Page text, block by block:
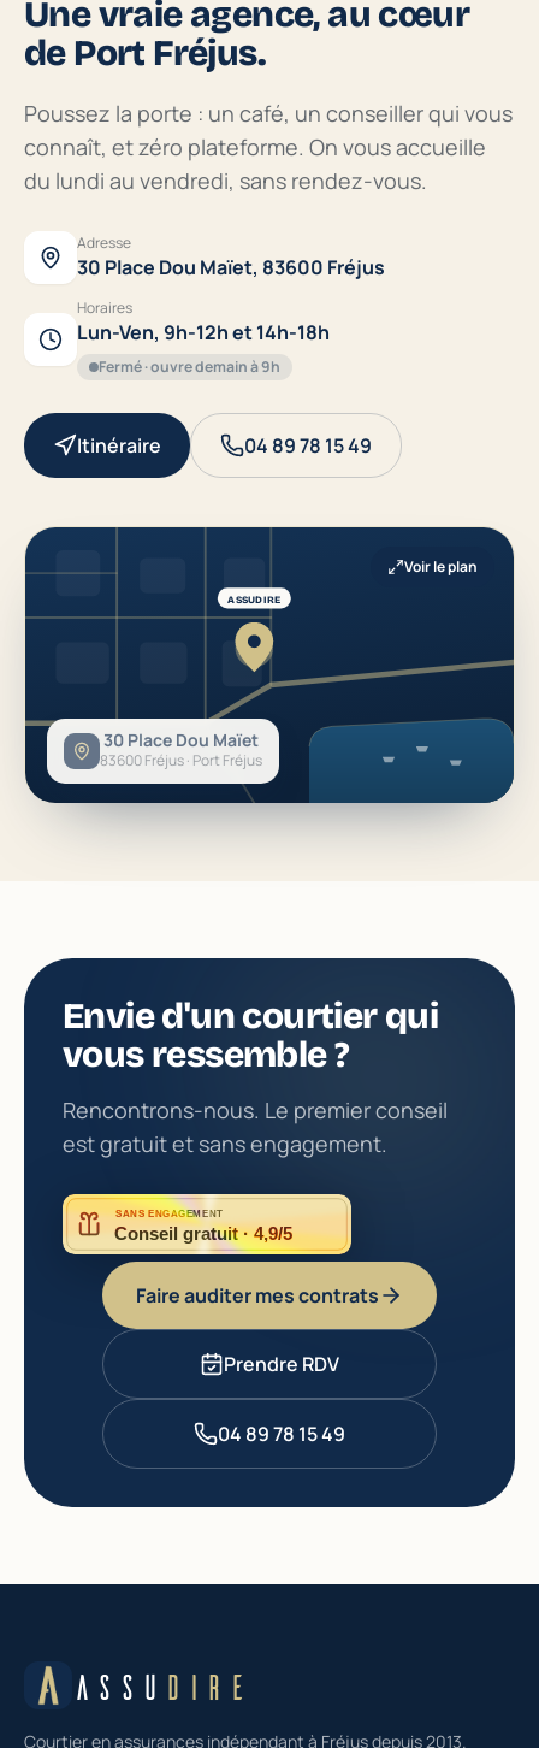
Une vraie agence, au cœur
de Port Fréjus.
Poussez la porte : un café, un conseiller qui vous
connaît, et zéro plateforme. On vous accueille
du lundi au vendredi, sans rendez-vous.
Adresse
30 Place Dou Maïet, 83600 Fréjus
Horaires
Lun-Ven, 9h-12h et 14h-18h
Fermé · ouvre demain à 9h
Itinéraire 04 89 78 15 49
ASSUDIRE
30 Place Dou Maïet
83600 Fréjus · Port Fréjus
Voir le plan
Envie d'un courtier qui
vous ressemble ?
Rencontrons-nous. Le premier conseil
est gratuit et sans engagement.
SANS ENGAGEMENT
Conseil gratuit · 4,9/5
Faire auditer mes contrats
Prendre RDV
04 89 78 15 49
ASSU DIRE
Courtier en assurances indépendant à Fréjus depuis 2013.